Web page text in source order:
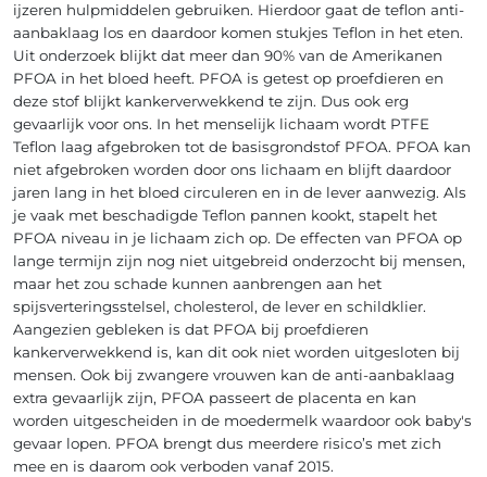
ijzeren hulpmiddelen gebruiken. Hierdoor gaat de teflon anti-
aanbaklaag los en daardoor komen stukjes Teflon in het eten.
Uit onderzoek blijkt dat meer dan 90% van de Amerikanen
PFOA in het bloed heeft. PFOA is getest op proefdieren en
deze stof blijkt kankerverwekkend te zijn. Dus ook erg
gevaarlijk voor ons. In het menselijk lichaam wordt PTFE
Teflon laag afgebroken tot de basisgrondstof PFOA. PFOA kan
niet afgebroken worden door ons lichaam en blijft daardoor
jaren lang in het bloed circuleren en in de lever aanwezig. Als
je vaak met beschadigde Teflon pannen kookt, stapelt het
PFOA niveau in je lichaam zich op. De effecten van PFOA op
lange termijn zijn nog niet uitgebreid onderzocht bij mensen,
maar het zou schade kunnen aanbrengen aan het
spijsverteringsstelsel, cholesterol, de lever en schildklier.
Aangezien gebleken is dat PFOA bij proefdieren
kankerverwekkend is, kan dit ook niet worden uitgesloten bij
mensen. Ook bij zwangere vrouwen kan de anti-aanbaklaag
extra gevaarlijk zijn, PFOA passeert de placenta en kan
worden uitgescheiden in de moedermelk waardoor ook baby's
gevaar lopen. PFOA brengt dus meerdere risico’s met zich
mee en is daarom ook verboden vanaf 2015.